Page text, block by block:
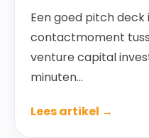
Een goed pitch
contactmoment
venture capital
minuten...
Lees artikel →